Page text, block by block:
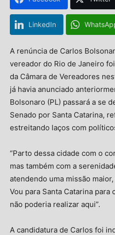
LinkedIn
A renúncia de Carlos
vereador do Rio de Janeiro
da Câmara de Vereadores
já havia anunciado
Bolsonaro (PL) passará a se
Senado por Santa Catarina,
estreitando laços com
“Parto dessa cidade com o
mas também com a
atendendo uma missão
Vou para Santa Catarina para
não poderia realizar aqui”.
A candidatura de Carlos foi